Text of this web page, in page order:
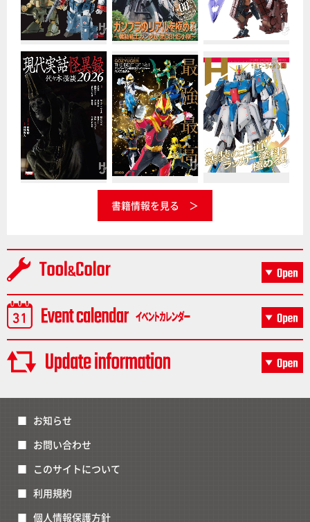
書籍情報を見る
お知らせ
お問い合わせ
このサイトについて
利用規約
個人情報保護方針